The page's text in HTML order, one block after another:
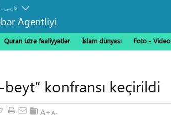
.فارسی
Agentliyi
Quran üzrə fəaliyyətlər İslam dünyası Foto - Video
konfransı keçirildi